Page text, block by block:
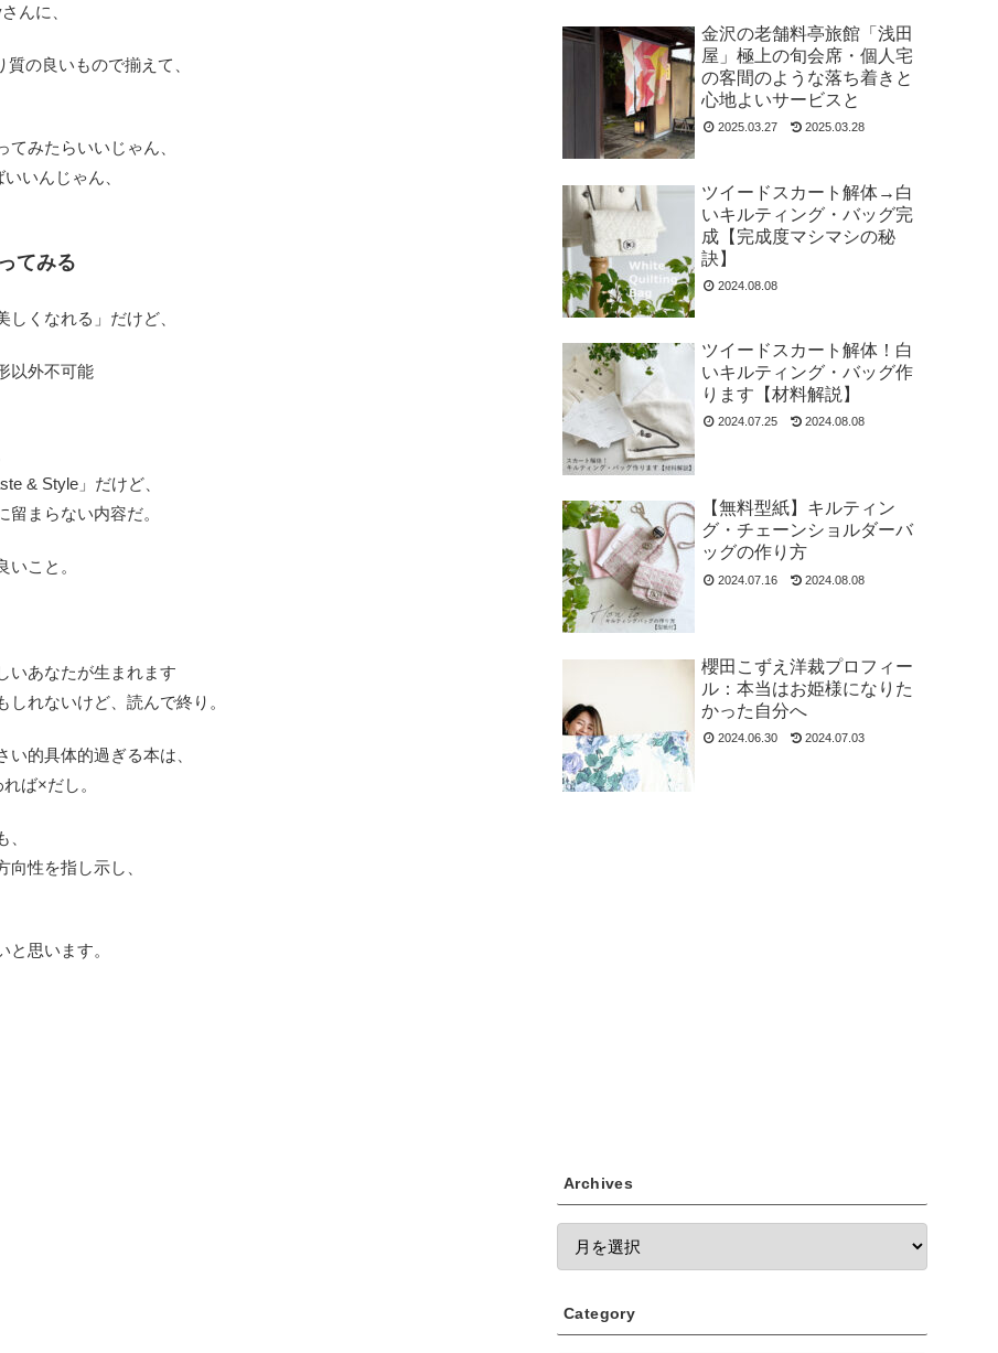
んに、
の良いもので揃えて、
みたらいいじゃん、
いんじゃん、
てみる
くなれる」だけど、
以外不可能
& Style」だけど、
まらない内容だ。
こと。
いあなたが生まれます
しれないけど、読んで終り。
的具体的過ぎる本は、
ば×だし。
性を指し示し、
思います。
金沢の老舗料亭旅館「浅田
屋」極上の旬会席・個人宅
の客間のような落ち着きと
心地よいサービスと
2025.03.27 2025.03.28
ツイードスカート解体→白
いキルティング・バッグ完
成【完成度マシマシの秘
訣】
2024.08.08
ツイードスカート解体！白
いキルティング・バッグ作
ります【材料解説】
2024.07.25 2024.08.08
【無料型紙】キルティン
グ・チェーンショルダーバ
ッグの作り方
2024.07.16 2024.08.08
櫻田こずえ洋裁プロフィー
ル：本当はお姫様になりた
かった自分へ
2024.06.30 2024.07.03
Archives
Category